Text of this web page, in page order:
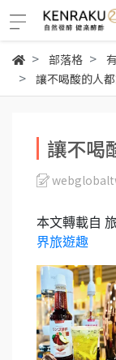
部落格
讓不喝酸的人
讓不喝
本文轉載自
界旅遊趣